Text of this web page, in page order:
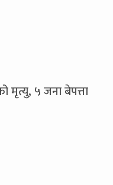
मृत्यु, ५ जना बेपत्ता